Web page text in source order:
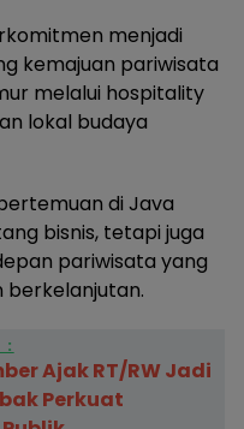
menjadi
kemajuan pariwisata
melalui hospitality
lokal budaya
di Java
bisnis, tetapi juga
pariwisata yang
berkelanjutan.
:
Ajak RT/RW Jadi
Perkuat